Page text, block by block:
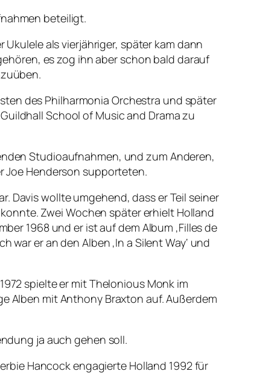
beteiligt.
als vierjähriger, später kam dann
es zog ihn aber schon bald darauf
des Philharmonia Orchestra und später
School of Music and Drama zu
Studioaufnahmen, und zum Anderen,
Joe Henderson supporteten.
Davis wollte umgehend, dass er Teil seiner
Zwei Wochen später erhielt Holland
1968 und er ist auf dem Album ‚Filles de
war er an den Alben ‚In a Silent Way‘ und
spielte er mit Thelonious Monk im
Alben mit Anthony Braxton auf. Außerdem
ja auch gehen soll.
Hancock engagierte Holland 1992 für